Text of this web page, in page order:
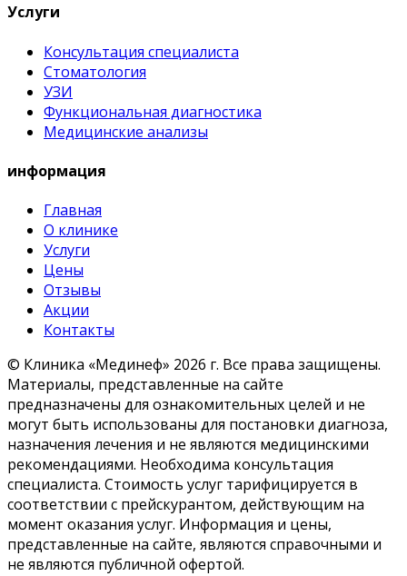
Услуги
Консультация специалиста
Стоматология
УЗИ
Функциональная диагностика
Медицинские анализы
информация
Главная
О клинике
Услуги
Цены
Отзывы
Акции
Контакты
© Клиника «Мединеф» 2026 г. Все права защищены.
Материалы, представленные на сайте
предназначены для ознакомительных целей и не
могут быть использованы для постановки диагноза,
назначения лечения и не являются медицинскими
рекомендациями. Необходима консультация
специалиста. Стоимость услуг тарифицируется в
соответствии с прейскурантом, действующим на
момент оказания услуг. Информация и цены,
представленные на сайте, являются справочными и
не являются публичной офертой.